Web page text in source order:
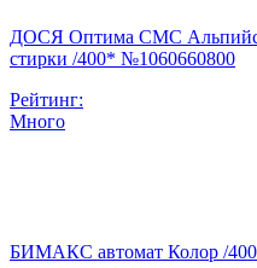
ДОСЯ Оптима СМС
стирки /400* №1060660800
Рейтинг:
Много
БИМАКС автомат Колор /